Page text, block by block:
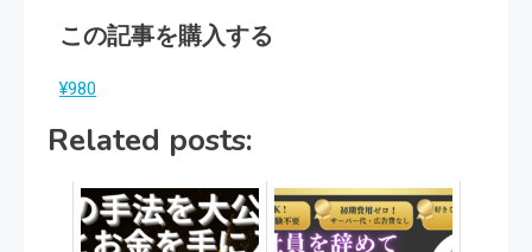
この記事を購入する
¥980
Related posts: